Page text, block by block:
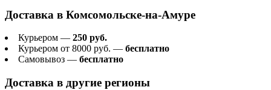
Доставка в Комсомольске-на-Амуре
Курьером — 250 руб.
Курьером от 8000 руб. — бесплатно
Самовывоз — бесплатно
Доставка в другие регионы